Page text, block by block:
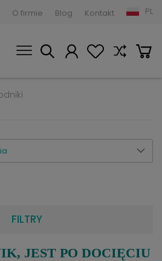
O firmie Blog Kontakt PL
FILTRY
JEST PO DOCIĘCIU